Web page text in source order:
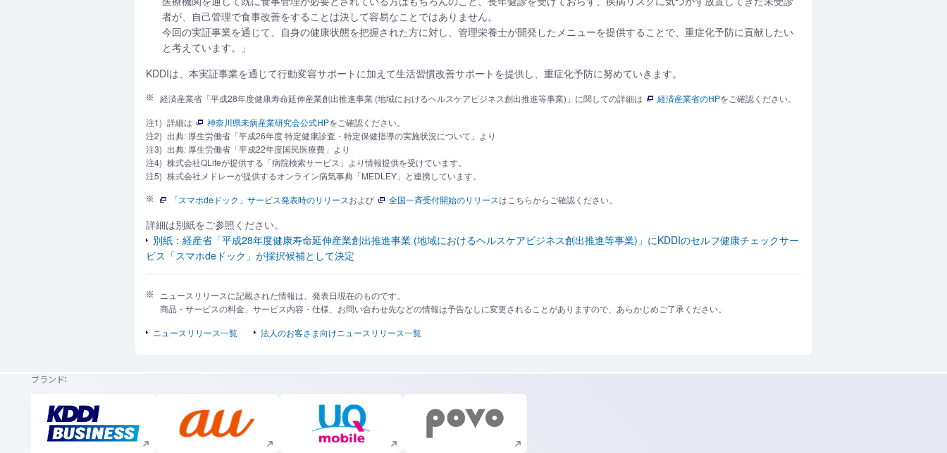
者が、自己管理で食事改善をすることは決して容易なことではありません。
今回の実証事業を通じて、自身の健康状態を把握された方に対し、管理栄養士が開発したメニューを提供することで、重症化予防に貢献したい
と考えています。」
KDDIは、本実証事業を通じて行動変容サポートに加えて生活習慣改善サポートを提供し、重症化予防に努めていきます。
経済産業省「平成28年度健康寿命延伸産業創出推進事業 (地域におけるヘルスケアビジネス創出推進等事業)」に関しての詳細は 経済産業省のHPをご確認ください。
注1) 詳細は 神奈川県未病産業研究会公式HPをご確認ください。
注2) 出典: 厚生労働省「平成26年度 特定健康診査・特定保健指導の実施状況について」より
注3) 出典: 厚生労働省「平成22年度国民医療費」より
注4) 株式会社QLifeが提供する「病院検索サービス」より情報提供を受けています。
注5) 株式会社メドレーが提供するオンライン病気事典「MEDLEY」と連携しています。
「スマホdeドック」サービス発表時のリリースおよび 全国一斉受付開始のリリースはこちらからご確認ください。
詳細は別紙をご参照ください。
別紙：経産省「平成28年度健康寿命延伸産業創出推進事業 (地域におけるヘルスケアビジネス創出推進等事業)」にKDDIのセルフ健康チェックサー
ビス「スマホdeドック」が採択候補として決定
ニュースリリースに記載された情報は、発表日現在のものです。
商品・サービスの料金、サービス内容・仕様、お問い合わせ先などの情報は予告なしに変更されることがありますので、あらかじめご了承ください。
ニュースリリース一覧
法人のお客さま向けニュースリリース一覧
ブランド
新規ウィンドウで開く 新規ウィンドウで開く 新規ウィンドウで開く 新規ウィンドウで開く